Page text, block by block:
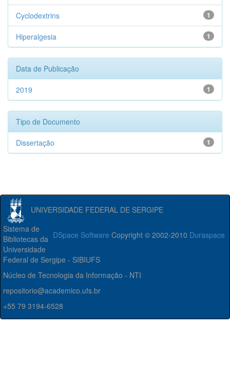
1
Cyclodextrins
1
Hiperalgesia
Data de Publicação
1
2019
Tipo de Documento
1
Dissertação
UNIVERSIDADE FEDERAL DE SERGIPE
DSpace Software Copyright © 2002-2010 Duraspace
Sistema de
Bibliotecas da
Universidade
Federal de Sergipe - SIBIUFS
Núcleo de Tecnologia da Informação - NTI
repositorio@academico.ufs.br
+55 79 3194-6528